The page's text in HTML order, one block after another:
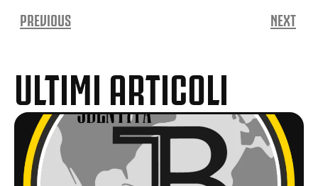
PREVIOUS NEXT
ULTIMI ARTICOLI